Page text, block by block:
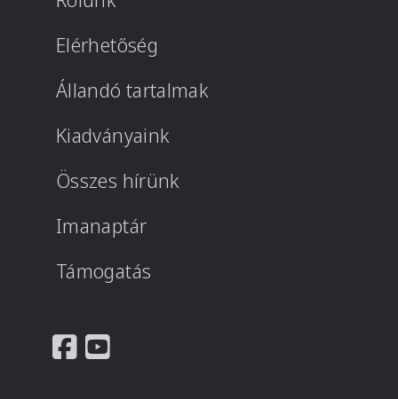
Elérhetőség
Állandó tartalmak
Kiadványaink
Összes hírünk
Imanaptár
Támogatás